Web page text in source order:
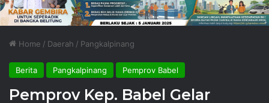
Home / Daerah / Pangkalpinang
Berita Pangkalpinang Pemprov Babel
Pemprov Kep. Babel Gelar